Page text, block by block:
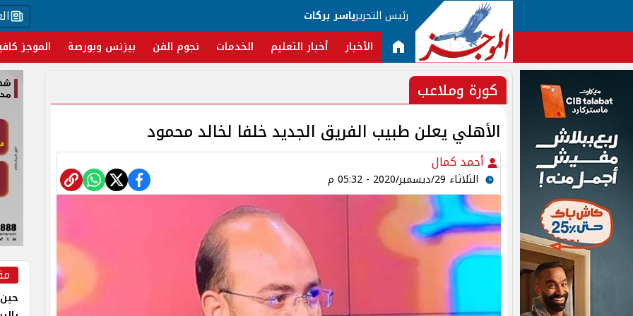
رئيس التحريرياسر بركات
الأخبار أخبار التعليم الخدمات نجوم الفن بيزنس وبورصة الموجز
كورة وملاعب
الأهلي يعلن طبيب الفريق الجديد خلفا لخالد محمود
أحمد كمال
الثلاثاء 29/ديسمبر/2020 - 05:32 م